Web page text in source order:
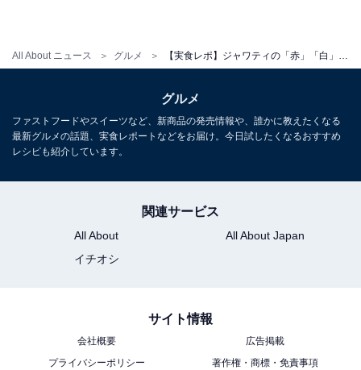
All About ニュース グルメ
続いては、筆者が初めて飲む「ホワイト」。黄金色の水
「芯芽」と、そのすぐ下の部分である「一葉」のみを早
朝に手摘みし、微発酵させて作られているそう。
口当たりがとてもまろやかで、すっきりとした飲み心
地。水のようにさらりと飲めるけれど、後味はお茶のふ
くよかなうまみがしっかり感じられます。
グルメ
ファストフードやスイーツなど、新商品の発売情報や、誰かに教えたくなる
最新グルメの話題、実食レポートなどをお届け。今日試したくなるおすすめ
レシピも紹介しています。
関連サービス
All About
All About Japan
イチオシ
サイト情報
会社概要
広告掲載
プライバシーポリシー
著作権・商標・免責事項